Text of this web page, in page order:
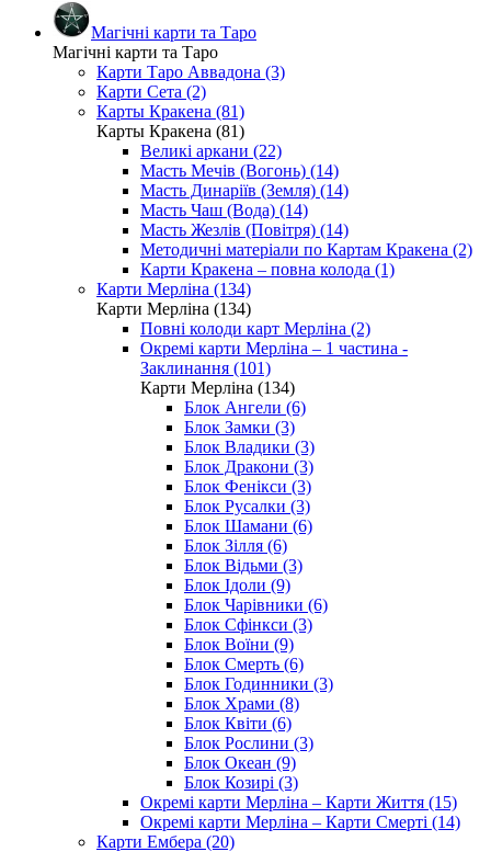
Магічні карти та Таро
Магічні карти та Таро
Карти Таро Аввадона (3)
Карти Сета (2)
Карты Кракена (81)
Карты Кракена (81)
Великі аркани (22)
Масть Мечів (Вогонь) (14)
Масть Динаріїв (Земля) (14)
Масть Чаш (Вода) (14)
Масть Жезлів (Повітря) (14)
Методичні матеріали по Картам Кракена (2)
Карти Кракена – повна колода (1)
Карти Мерліна (134)
Карти Мерліна (134)
Повні колоди карт Мерліна (2)
Окремі карти Мерліна – 1 частина -
Заклинання (101)
Карти Мерліна (134)
Блок Ангели (6)
Блок Замки (3)
Блок Владики (3)
Блок Дракони (3)
Блок Фенікси (3)
Блок Русалки (3)
Блок Шамани (6)
Блок Зілля (6)
Блок Відьми (3)
Блок Ідоли (9)
Блок Чарівники (6)
Блок Сфінкси (3)
Блок Воїни (9)
Блок Смерть (6)
Блок Годинники (3)
Блок Храми (8)
Блок Квіти (6)
Блок Рослини (3)
Блок Океан (9)
Блок Козирі (3)
Окремі карти Мерліна – Карти Життя (15)
Окремі карти Мерліна – Карти Смерті (14)
Карти Ембера (20)